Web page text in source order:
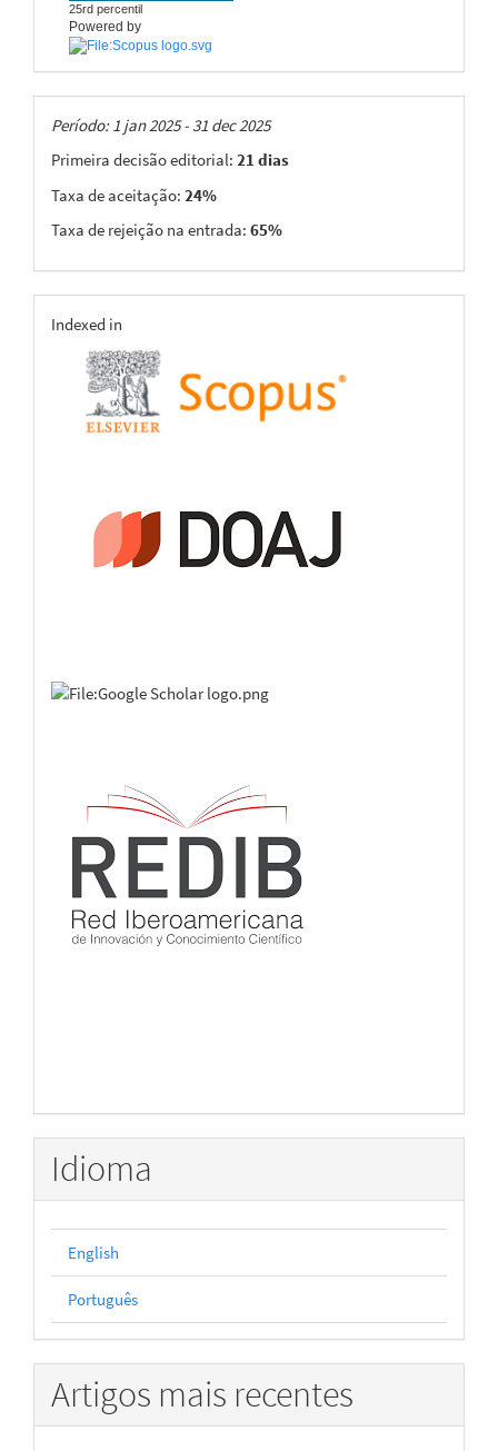
25rd percentil
Powered by
Taxas
Período: 1 jan 2025 - 31 dec 2025
Primeira decisão editorial: 21 dias
Taxa de aceitação: 24%
Taxa de rejeição na entrada: 65%
indexing
Indexed in
Idioma
English
Português
Artigos mais recentes